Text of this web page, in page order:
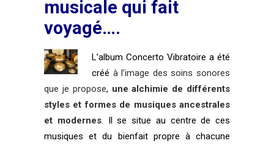
musicale qui fait
voyagé….
L’album Concerto Vibratoire a été
créé à l’image des soins sonores
que je propose, une alchimie de différents
styles et formes de musiques ancestrales
et modernes. Il se situe au centre de ces
musiques et du bienfait propre à chacune